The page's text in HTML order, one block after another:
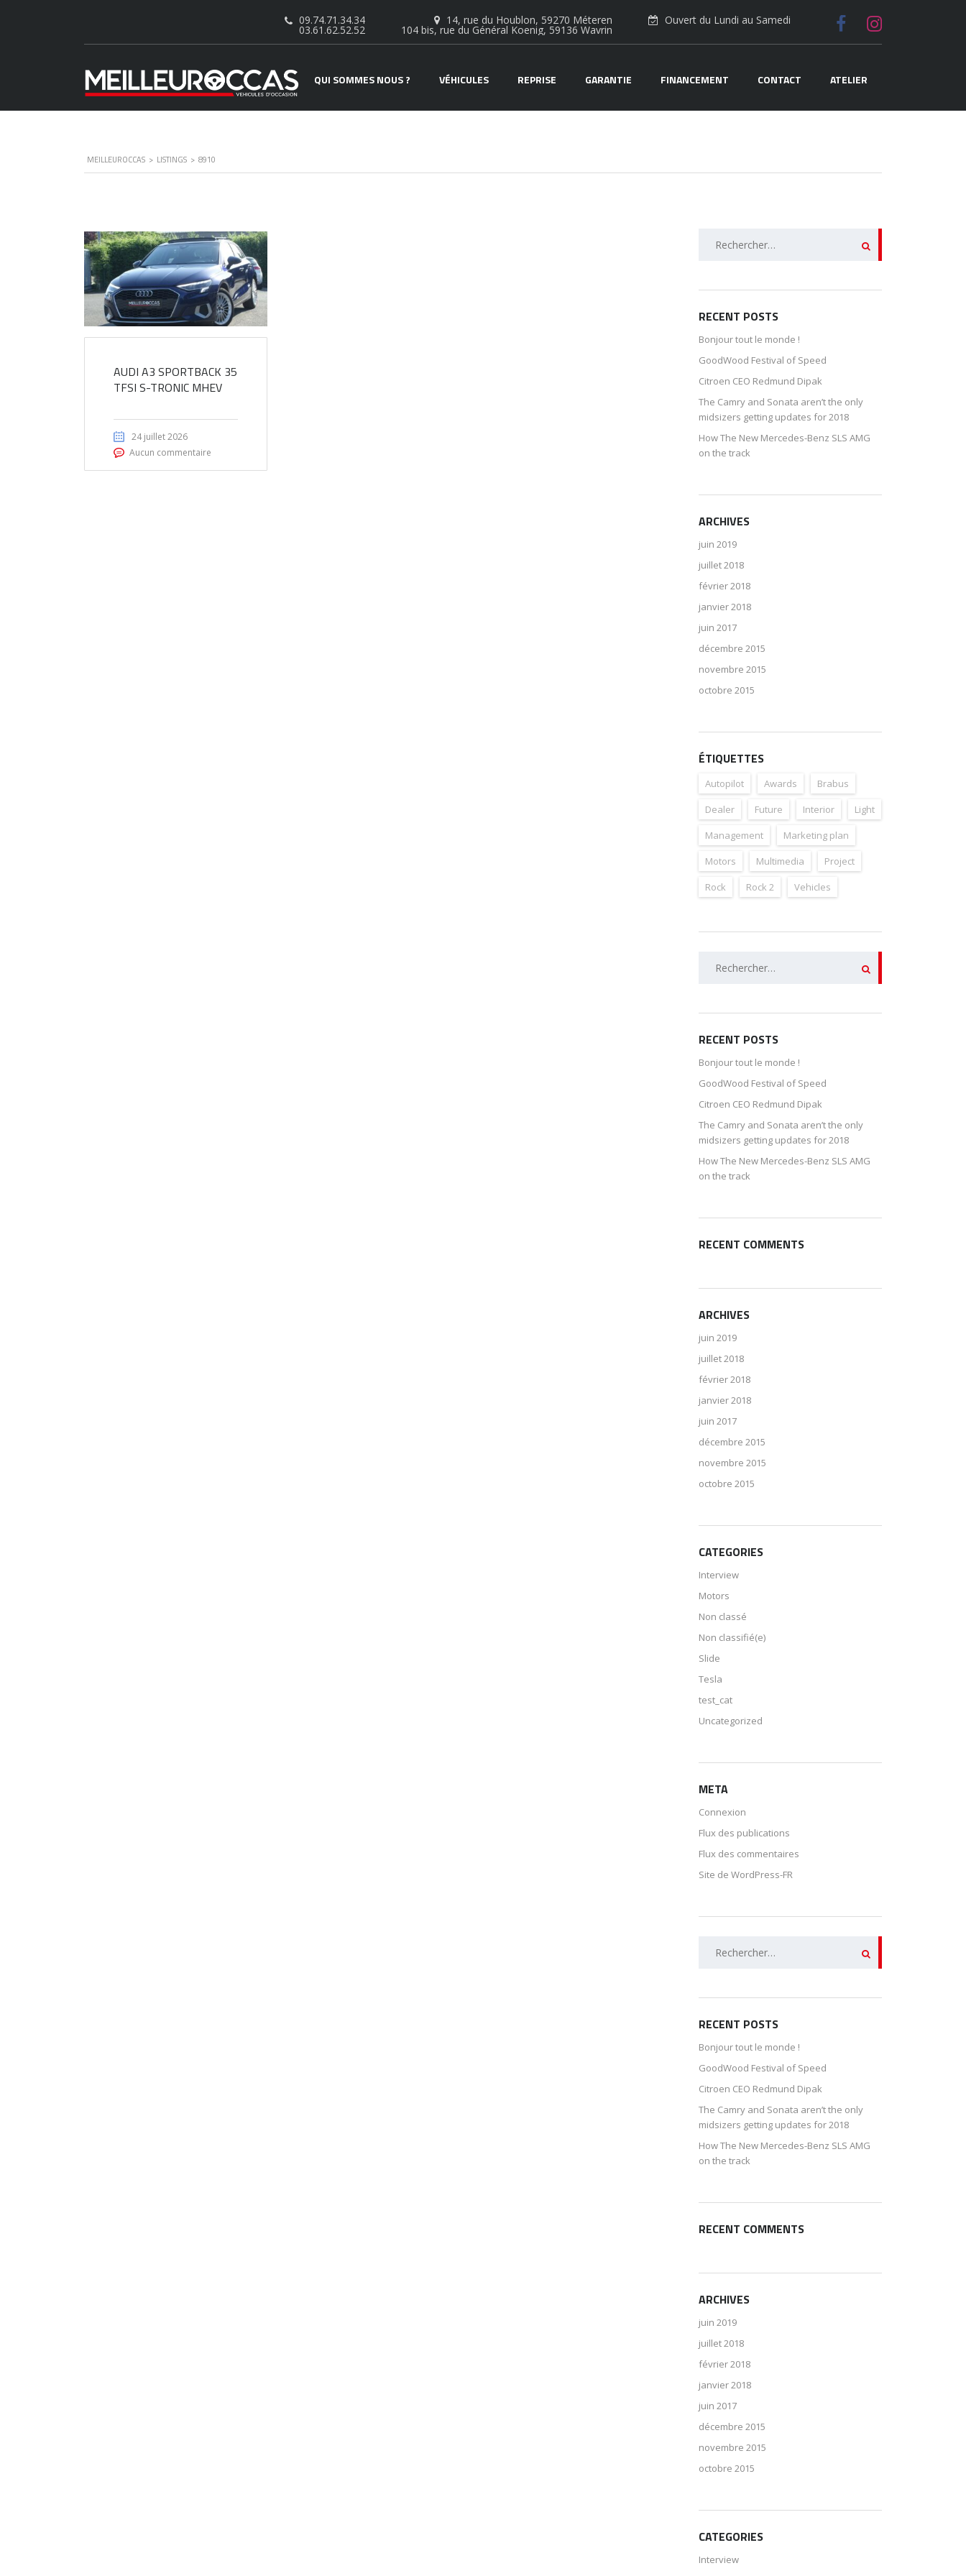
Ouvert du Lundi au Samedi
14, rue du Houblon, 59270 Méteren
104 bis, rue du Général Koenig, 59136 Wavrin
09.74.71.34.34
03.61.62.52.52
QUI SOMMES NOUS ? VÉHICULES REPRISE GARANTIE FINANCEMENT CONTACT ATELIER
MEILLEUROCCAS > LISTINGS > 8910
AUDI A3 SPORTBACK 35
TFSI S-TRONIC MHEV
24 juillet 2026
Aucun commentaire
RECENT POSTS
Bonjour tout le monde !
GoodWood Festival of Speed
Citroen CEO Redmund Dipak
The Camry and Sonata aren’t the only
midsizers getting updates for 2018
How The New Mercedes-Benz SLS AMG
on the track
ARCHIVES
juin 2019
juillet 2018
février 2018
janvier 2018
juin 2017
décembre 2015
novembre 2015
octobre 2015
ÉTIQUETTES
Autopilot Awards
Brabus
Dealer
Future Interior
Light
Management
Marketing plan
Motors
Multimedia
Project
Rock
Rock 2 Vehicles
RECENT POSTS
Bonjour tout le monde !
GoodWood Festival of Speed
Citroen CEO Redmund Dipak
The Camry and Sonata aren’t the only
midsizers getting updates for 2018
How The New Mercedes-Benz SLS AMG
on the track
RECENT COMMENTS
ARCHIVES
juin 2019
juillet 2018
février 2018
janvier 2018
juin 2017
décembre 2015
novembre 2015
octobre 2015
CATEGORIES
Interview
Motors
Non classé
Non classifié(e)
Slide
Tesla
test_cat
Uncategorized
META
Connexion
Flux des publications
Flux des commentaires
Site de WordPress-FR
RECENT POSTS
Bonjour tout le monde !
GoodWood Festival of Speed
Citroen CEO Redmund Dipak
The Camry and Sonata aren’t the only
midsizers getting updates for 2018
How The New Mercedes-Benz SLS AMG
on the track
RECENT COMMENTS
ARCHIVES
juin 2019
juillet 2018
février 2018
janvier 2018
juin 2017
décembre 2015
novembre 2015
octobre 2015
CATEGORIES
Interview